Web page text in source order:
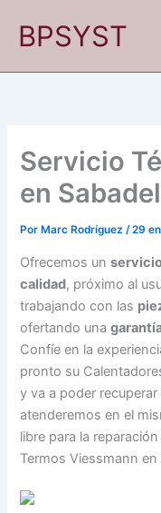
BPSYST
Servicio
en
Por Marc Rodríguez/29
Ofrecemos un
calidad, próximo al
trabajando con las
ofertando una
Confíe en la
pronto su
y va a poder
atenderemos en el
libre para la
Termos Viessmann en